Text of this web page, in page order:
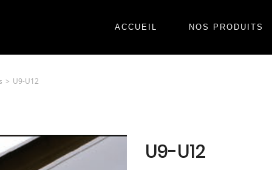
ACCUEIL NOS PRODUITS
U9-U12
U9-U12